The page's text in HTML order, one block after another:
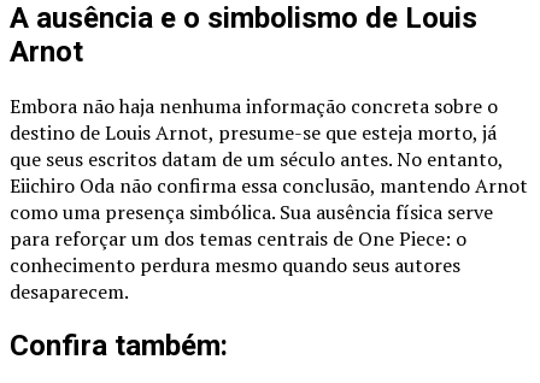
A ausência e o simbolismo de Louis
Arnot
Embora não haja nenhuma informação concreta sobre o
destino de Louis Arnot, presume-se que esteja morto, já
que seus escritos datam de um século antes. No entanto,
Eiichiro Oda não confirma essa conclusão, mantendo Arnot
como uma presença simbólica. Sua ausência física serve
para reforçar um dos temas centrais de One Piece: o
conhecimento perdura mesmo quando seus autores
desaparecem.
Confira também: